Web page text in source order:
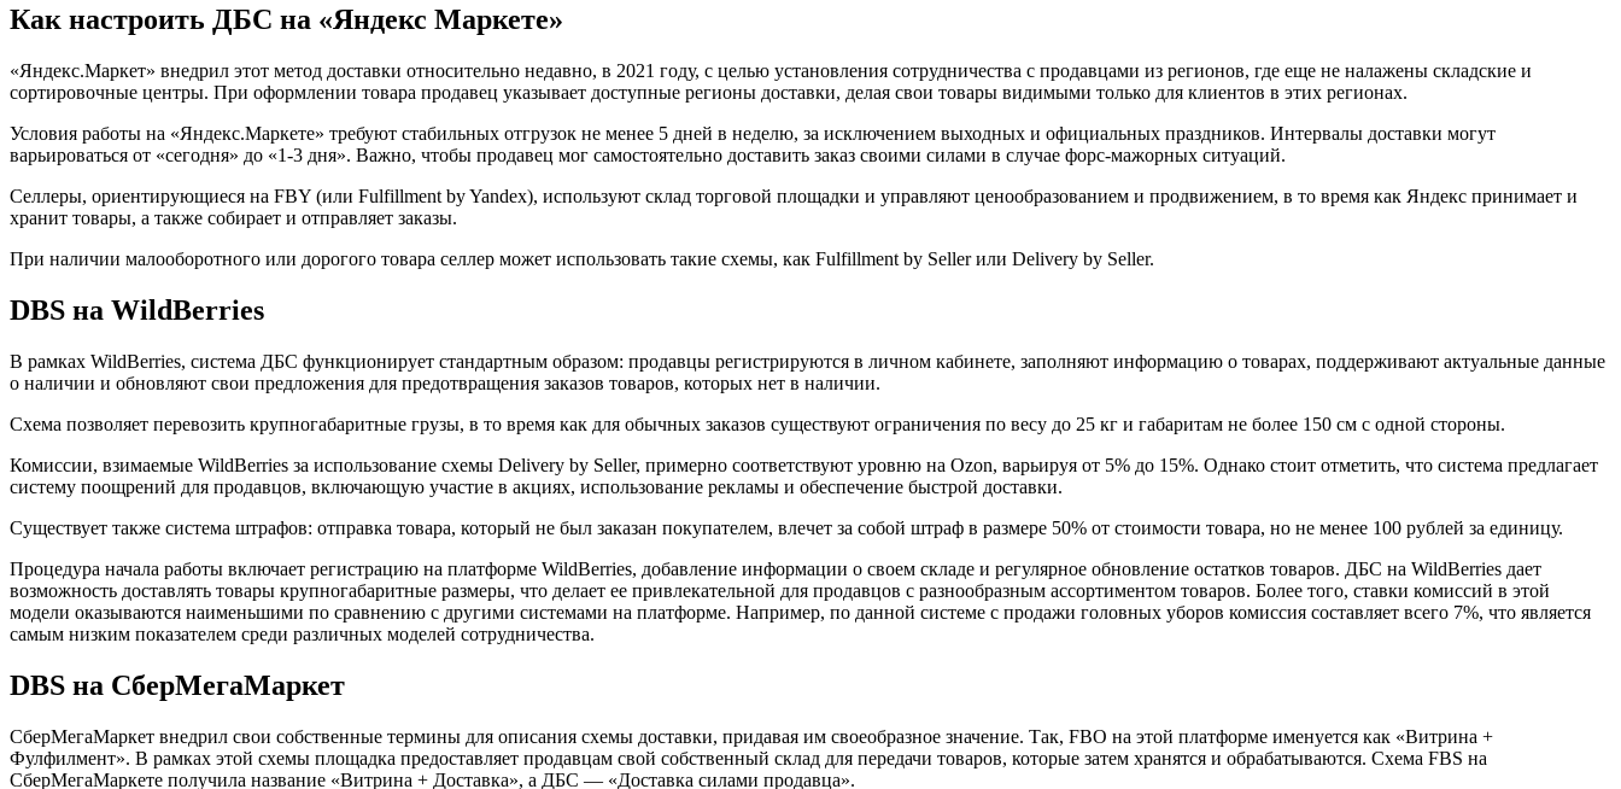
Как настроить ДБС на «Яндекс Маркете»
«Яндекс.Маркет» внедрил этот метод доставки относительно недавно, в 2021 году, с целью установления сотрудничества с продавцами из регионов, где еще не налажены складские и
сортировочные центры. При оформлении товара продавец указывает доступные регионы доставки, делая свои товары видимыми только для клиентов в этих регионах.
Условия работы на «Яндекс.Маркете» требуют стабильных отгрузок не менее 5 дней в неделю, за исключением выходных и официальных праздников. Интервалы доставки могут
варьироваться от «сегодня» до «1-3 дня». Важно, чтобы продавец мог самостоятельно доставить заказ своими силами в случае форс-мажорных ситуаций.
Селлеры, ориентирующиеся на FBY (или Fulfillment by Yandex), используют склад торговой площадки и управляют ценообразованием и продвижением, в то время как Яндекс принимает и
хранит товары, а также собирает и отправляет заказы.
При наличии малооборотного или дорогого товара селлер может использовать такие схемы, как Fulfillment by Seller или Delivery by Seller.
DBS на WildBerries
В рамках WildBerries, система ДБС функционирует стандартным образом: продавцы регистрируются в личном кабинете, заполняют информацию о товарах, поддерживают актуальные данные
о наличии и обновляют свои предложения для предотвращения заказов товаров, которых нет в наличии.
Схема позволяет перевозить крупногабаритные грузы, в то время как для обычных заказов существуют ограничения по весу до 25 кг и габаритам не более 150 см с одной стороны.
Комиссии, взимаемые WildBerries за использование схемы Delivery by Seller, примерно соответствуют уровню на Ozon, варьируя от 5% до 15%. Однако стоит отметить, что система предлагает
систему поощрений для продавцов, включающую участие в акциях, использование рекламы и обеспечение быстрой доставки.
Существует также система штрафов: отправка товара, который не был заказан покупателем, влечет за собой штраф в размере 50% от стоимости товара, но не менее 100 рублей за единицу.
Процедура начала работы включает регистрацию на платформе WildBerries, добавление информации о своем складе и регулярное обновление остатков товаров. ДБС на WildBerries дает
возможность доставлять товары крупногабаритные размеры, что делает ее привлекательной для продавцов с разнообразным ассортиментом товаров. Более того, ставки комиссий в этой
модели оказываются наименьшими по сравнению с другими системами на платформе. Например, по данной системе с продажи головных уборов комиссия составляет всего 7%, что является
самым низким показателем среди различных моделей сотрудничества.
DBS на СберМегаМаркет
СберМегаМаркет внедрил свои собственные термины для описания схемы доставки, придавая им своеобразное значение. Так, FBO на этой платформе именуется как «Витрина +
Фулфилмент». В рамках этой схемы площадка предоставляет продавцам свой собственный склад для передачи товаров, которые затем хранятся и обрабатываются. Схема FBS на
СберМегаМаркете получила название «Витрина + Доставка», а ДБС — «Доставка силами продавца».